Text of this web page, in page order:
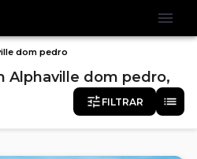
dom pedro
Alphaville dom pedro,
FILTRAR